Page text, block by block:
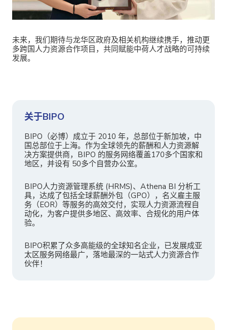
未来，我们期待与龙华区政府及相关机构继续携手，推动更
多跨国人力资源合作项目，共同赋能中荷人才战略的可持续
发展。
关于BIPO
BIPO（必博）成立于 2010 年，总部位于新加坡，中
国总部位于上海。作为全球领先的薪酬和人力资源解
决方案提供商，BIPO 的服务网络覆盖170多个国家和
地区，并设有 50多个自营办公室。
BIPO人力资源管理系统 (HRMS)、Athena BI 分析工
具，达成了包括全球薪酬外包（GPO），名义雇主服
务（EOR）等服务的高效交付，实现人力资源流程自
动化，为客户提供多地区、高效率、合规化的用户体
验。
BIPO积累了众多高能级的全球知名企业，已发展成亚
太区服务网络最广，落地最深的一站式人力资源合作
伙伴！